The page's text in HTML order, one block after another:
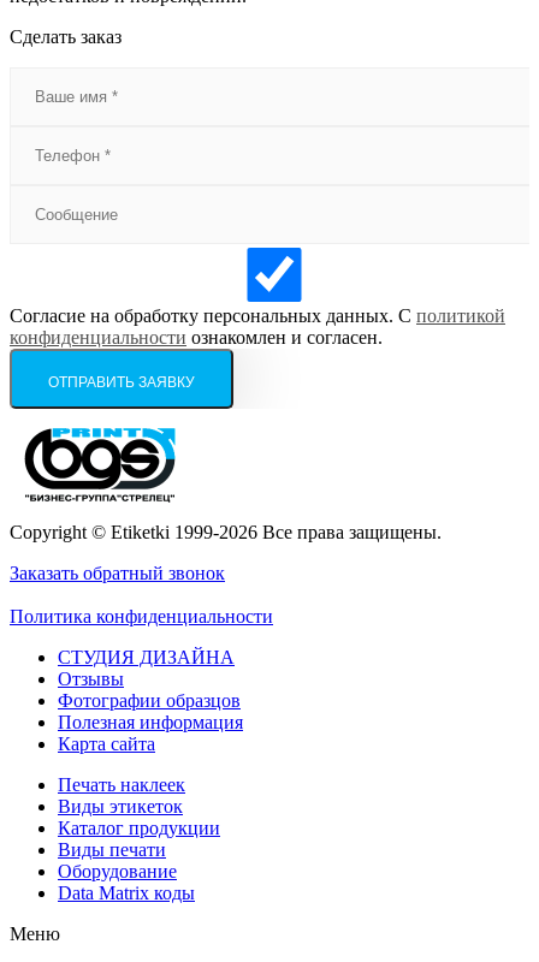
Сделать заказ
Согласие на обработку персональных данных. С политикой
конфиденциальности ознакомлен и согласен.
Copyright © Etiketki 1999-2026 Все права защищены.
Заказать обратный звонок
Политика конфиденциальности
СТУДИЯ ДИЗАЙНА
Отзывы
Фотографии образцов
Полезная информация
Карта сайта
Печать наклеек
Виды этикеток
Каталог продукции
Виды печати
Оборудование
Data Matrix коды
Меню